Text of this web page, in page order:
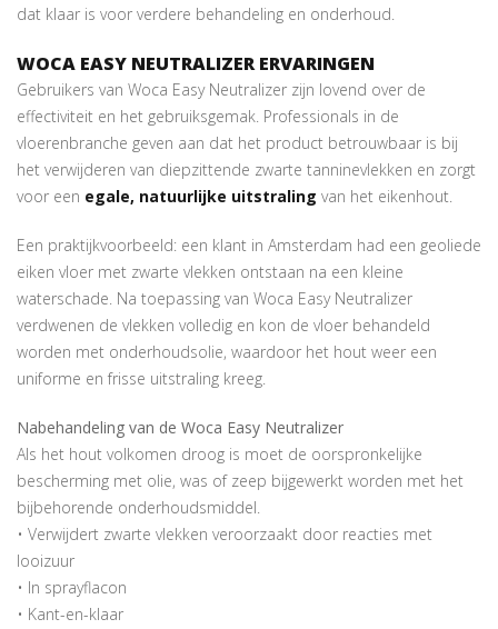
dat klaar is voor verdere behandeling en onderhoud.
WOCA EASY NEUTRALIZER ERVARINGEN
Gebruikers van Woca Easy Neutralizer zijn lovend over de
effectiviteit en het gebruiksgemak. Professionals in de
vloerenbranche geven aan dat het product betrouwbaar is bij
het verwijderen van diepzittende zwarte tanninevlekken en zorgt
voor een egale, natuurlijke uitstraling van het eikenhout.
Een praktijkvoorbeeld: een klant in Amsterdam had een geoliede
eiken vloer met zwarte vlekken ontstaan na een kleine
waterschade. Na toepassing van Woca Easy Neutralizer
verdwenen de vlekken volledig en kon de vloer behandeld
worden met onderhoudsolie, waardoor het hout weer een
uniforme en frisse uitstraling kreeg.
Nabehandeling van de Woca Easy Neutralizer
Als het hout volkomen droog is moet de oorspronkelijke
bescherming met olie, was of zeep bijgewerkt worden met het
bijbehorende onderhoudsmiddel.
• Verwijdert zwarte vlekken veroorzaakt door reacties met
looizuur
• In sprayflacon
• Kant-en-klaar